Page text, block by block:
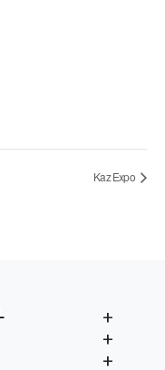
Kaz Expo
+
+
+